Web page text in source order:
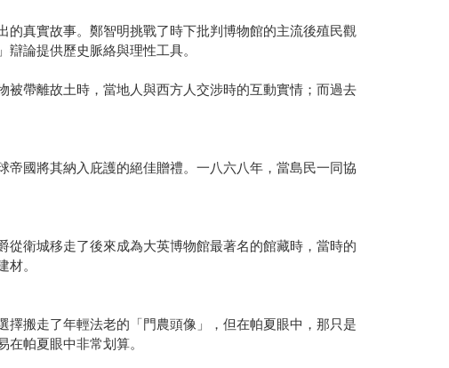
真實故事。鄭智明挑戰了時下批判博物館的主流後殖民觀
論提供歷史脈絡與理性工具。
帶離故土時，當地人與西方人交涉時的互動實情；而過去
國將其納入庇護的絕佳贈禮。一八六八年，當島民一同協
衛城移走了後來成為大英博物館最著名的館藏時，當時的
。
搬走了年輕法老的「門農頭像」，但在帕夏眼中，那只是
帕夏眼中非常划算。